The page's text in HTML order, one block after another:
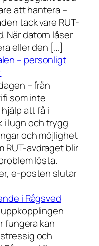
att hantera –
tack vare RUT-
När datorn låser
eller den […]
– personligt
– från
som inte
att få i
i lugn och trygg
och möjlighet
RUT-avdraget blir
lösta.
e-posten slutar
i Rågsved
fungera kan
och